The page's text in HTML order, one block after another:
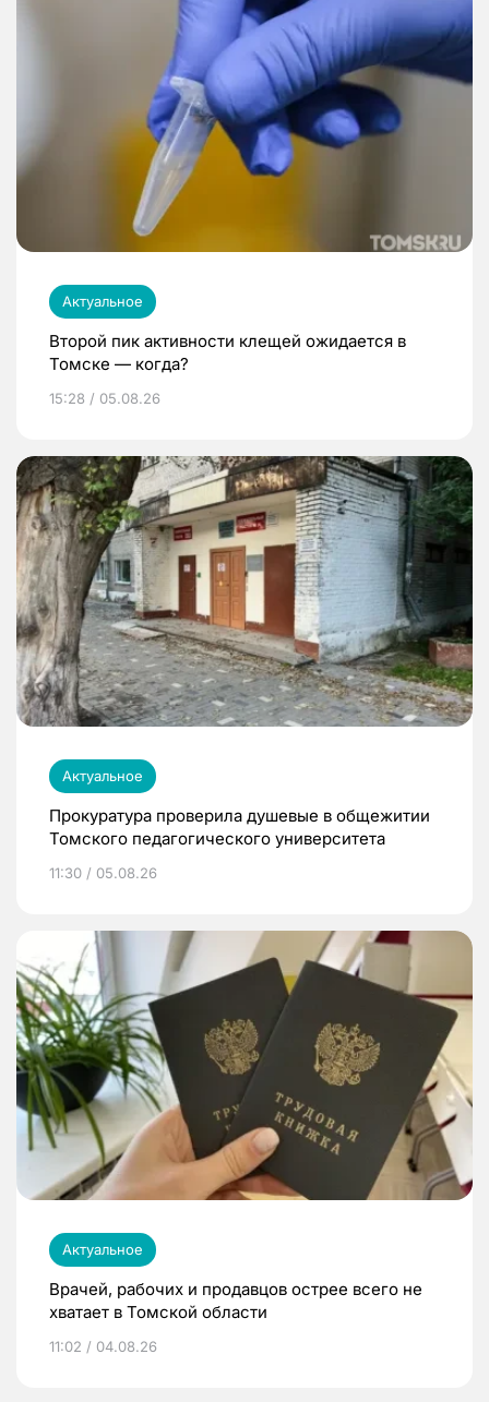
Актуальное
Второй пик активности клещей ожидается в
Томске — когда?
15:28 / 05.08.26
Актуальное
Прокуратура проверила душевые в общежитии
Томского педагогического университета
11:30 / 05.08.26
Актуальное
Врачей, рабочих и продавцов острее всего не
хватает в Томской области
11:02 / 04.08.26